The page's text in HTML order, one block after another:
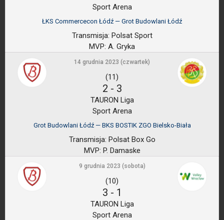
Sport Arena
ŁKS Commercecon Łódź — Grot Budowlani Łódź
Transmisja: Polsat Sport
MVP: A. Gryka
14 grudnia 2023 (czwartek)
(11)
2 - 3
TAURON Liga
Sport Arena
Grot Budowlani Łódź — BKS BOSTIK ZGO Bielsko-Biała
Transmisja: Polsat Box Go
MVP: P. Damaske
9 grudnia 2023 (sobota)
(10)
3 - 1
TAURON Liga
Sport Arena